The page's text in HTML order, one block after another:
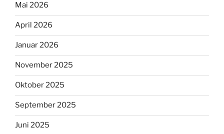
Mai 2026
April 2026
Januar 2026
November 2025
Oktober 2025
September 2025
Juni 2025